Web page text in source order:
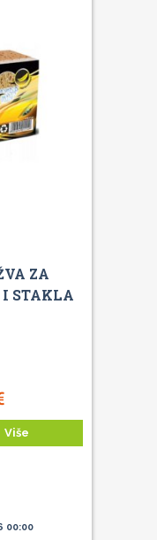
ZA
I STAKLA
Više
00:00